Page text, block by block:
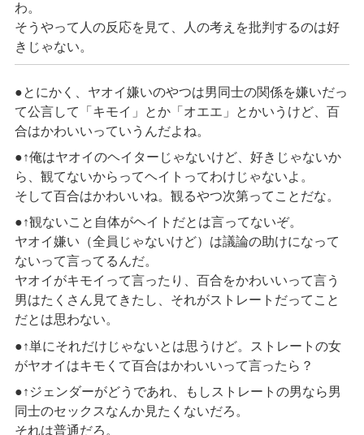
わ。
そうやって人の反応を見て、人の考えを批判するのは好
きじゃない。
●とにかく、ヤオイ嫌いのやつは男同士の関係を嫌いだっ
て公言して「キモイ」とか「オエエ」とかいうけど、百
合はかわいいっていうんだよね。
●↑俺はヤオイのヘイターじゃないけど、好きじゃないか
ら、観てないからってヘイトってわけじゃないよ。
そして百合はかわいいね。観るやつ次第ってことだな。
●↑観ないこと自体がヘイトだとは言ってないぞ。
ヤオイ嫌い（全員じゃないけど）は議論の助けになって
ないって言ってるんだ。
ヤオイがキモイって言ったり、百合をかわいいって言う
男はたくさん見てきたし、それがストレートだってこと
だとは思わない。
●↑単にそれだけじゃないとは思うけど。ストレートの女
がヤオイはキモくて百合はかわいいって言ったら？
●↑ジェンダーがどうであれ、もしストレートの男なら男
同士のセックスなんか見たくないだろ。
それは普通だろ。